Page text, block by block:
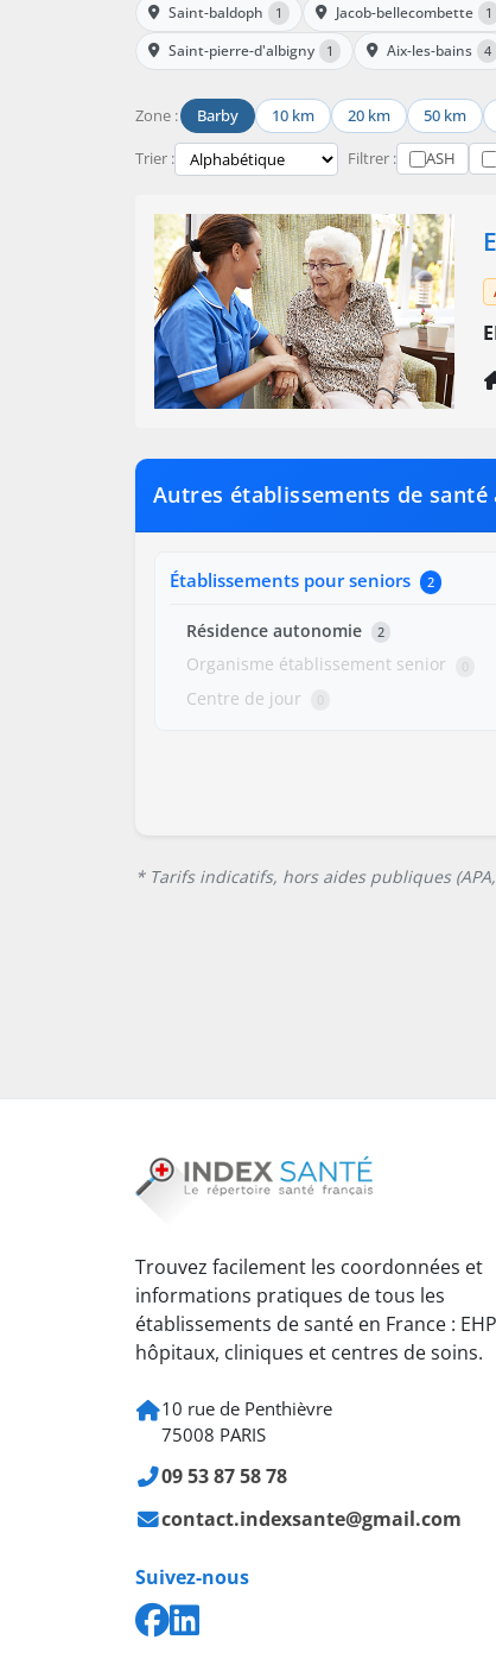
Saint-baldoph 1 Jacob-bellecombette 1
Saint-pierre-d'albigny 1 Aix-les-bains 4
Zone : Barby 10 km 20 km 50 km
Trier : Filtrer : ASH
Autres établissements de santé
Établissements pour seniors 2
Résidence autonomie 2
Organisme établissement senior 0
Centre de jour 0
* Tarifs indicatifs, hors aides publiques
Trouvez facilement les coordonnées et
informations pratiques de tous les
établissements de santé en France :
hôpitaux, cliniques et centres de soins.
10 rue de Penthièvre
75008 PARIS
09 53 87 58 78
contact.indexsante@gmail.com
Suivez-nous